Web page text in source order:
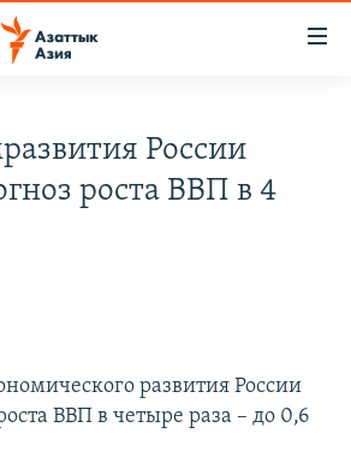
России
роста ВВП в 4
развития России
ВВП в четыре раза – до 0,6